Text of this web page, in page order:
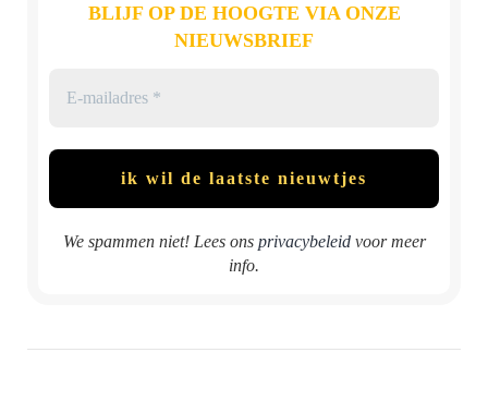
BLIJF OP DE HOOGTE VIA ONZE
NIEUWSBRIEF
We spammen niet! Lees ons privacybeleidvoor meer
info.